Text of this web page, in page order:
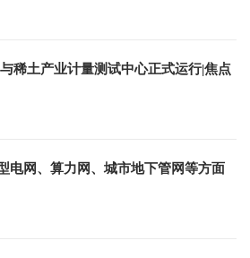
稀土产业计量测试中心正式运行|焦点
电网、算力网、城市地下管网等方面